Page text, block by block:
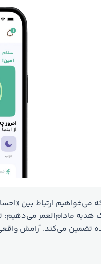
می‌خواهیم ارتباط بین
هدیه مادام‌العمر
تضمین می‌کند. آرامش